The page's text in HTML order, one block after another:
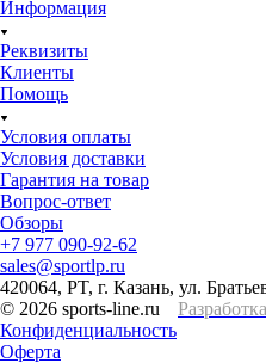
Информация
Реквизиты
Клиенты
Помощь
Условия оплаты
Условия доставки
Гарантия на товар
Вопрос-ответ
Обзоры
+7 977 090-92-62
sales@sportlp.ru
420064, PT, г. Казань, ул.
© 2026 sports-line.ru
Конфиденциальность
Оферта